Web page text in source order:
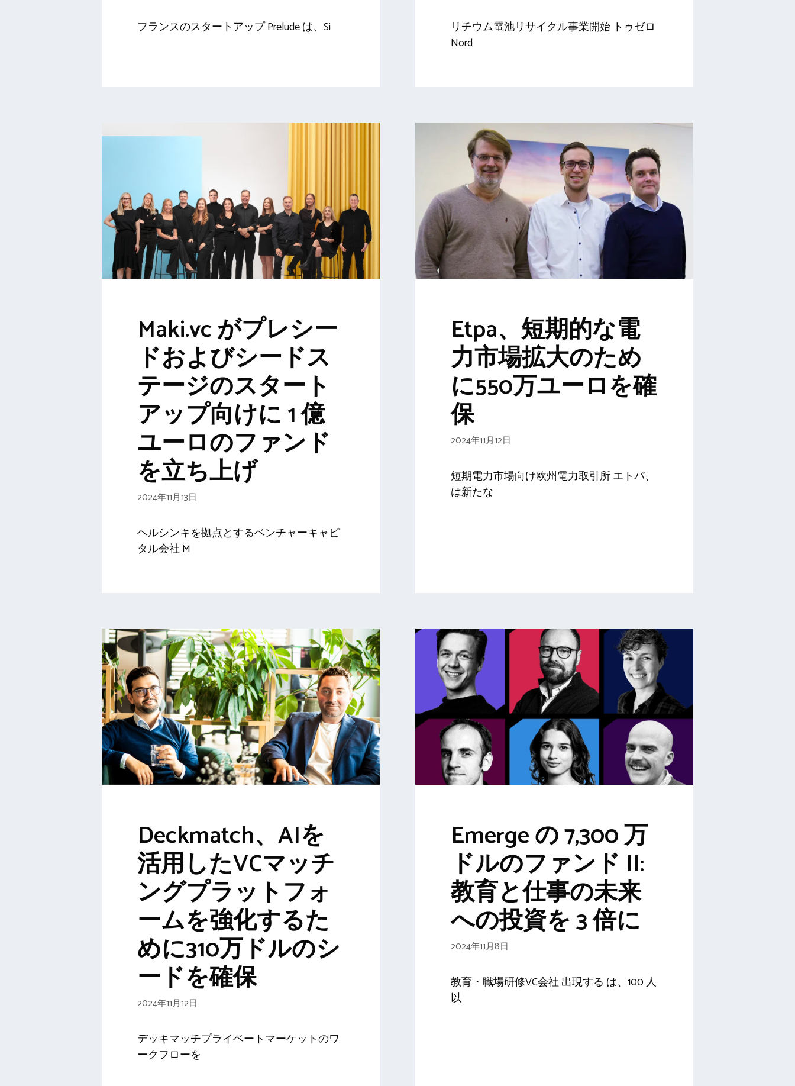
フランスのスタートアップ Prelude は、Si
リチウム電池リサイクル事業開始 トゥゼロ
Nord
Maki.vc がプレシー
ドおよびシードス
テージのスタート
アップ向けに 1 億
ユーロのファンド
を立ち上げ
2024年11月13日
ヘルシンキを拠点とするベンチャーキャピ
タル会社 M
Etpa、短期的な電
力市場拡大のため
に550万ユーロを確
保
2024年11月12日
短期電力市場向け欧州電力取引所 エトパ、
は新たな
Deckmatch、AIを
活用したVCマッチ
ングプラットフォ
ームを強化するた
めに310万ドルのシ
ードを確保
2024年11月12日
デッキマッチプライベートマーケットのワ
ークフローを
Emerge の 7,300 万
ドルのファンド II:
教育と仕事の未来
への投資を 3 倍に
2024年11月8日
教育・職場研修VC会社 出現する は、100 人
以